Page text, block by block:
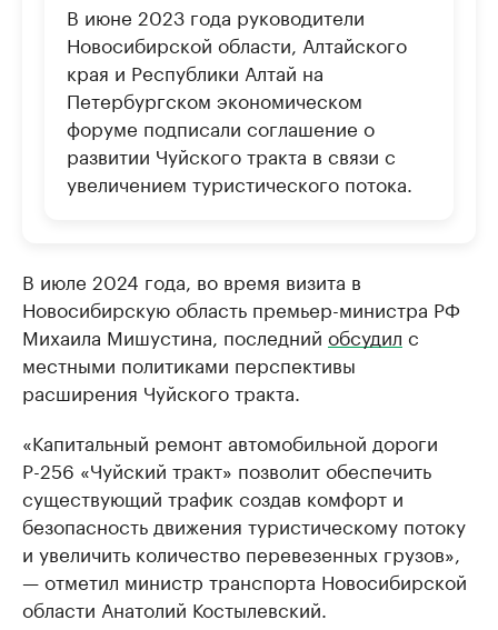
В июне 2023 года руководители
Новосибирской области, Алтайского
края и Республики Алтай на
Петербургском экономическом
форуме подписали соглашение о
развитии Чуйского тракта в связи с
увеличением туристического потока.
В июле 2024 года, во время визита в
Новосибирскую область премьер-министра РФ
Михаила Мишустина, последний обсудил с
местными политиками перспективы
расширения Чуйского тракта.
«Капитальный ремонт автомобильной дороги
Р-256 «Чуйский тракт» позволит обеспечить
существующий трафик создав комфорт и
безопасность движения туристическому потоку
и увеличить количество перевезенных грузов»,
— отметил министр транспорта Новосибирской
области Анатолий Костылевский.